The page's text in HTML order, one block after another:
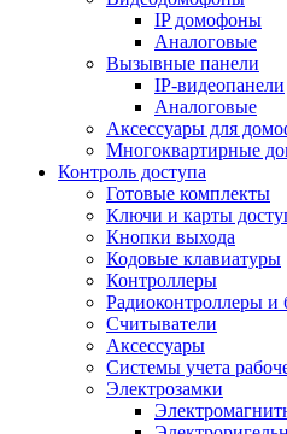
IP домофоны
Аналоговые
Вызывные панели
IP-видеопанели
Аналоговые
Аксессуары для
Многоквартирные
Контроль доступа
Готовые комплекты
Ключи и карты
Кнопки выхода
Кодовые клавиатуры
Контроллеры
Радиоконтроллеры и
Считыватели
Аксессуары
Системы учета
Электрозамки